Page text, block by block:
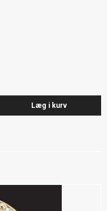
Læg i kurv